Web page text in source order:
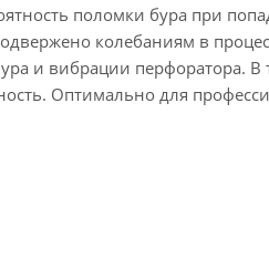
поломки бура при
колебаниям в
и вибрации перфоратора.
Оптимально для